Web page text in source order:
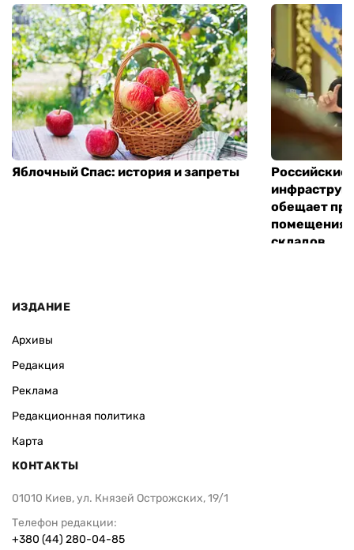
Яблочный Спас: история и запреты
Российские
обещает
помещения
складов
ИЗДАНИЕ
Архивы
Редакция
Реклама
Редакционная политика
Карта
КОНТАКТЫ
01010 Киев, ул. Князей Острожских, 19/1
Телефон редакции:
+380 (44) 280-04-85